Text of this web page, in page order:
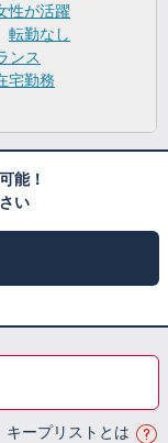
性が活躍
転勤なし
ンス
宅勤務
能！
い
キープリストとは